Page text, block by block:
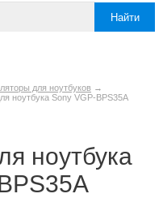
для ноутбуков →
ноутбука Sony VGP-BPS35A
ноутбука